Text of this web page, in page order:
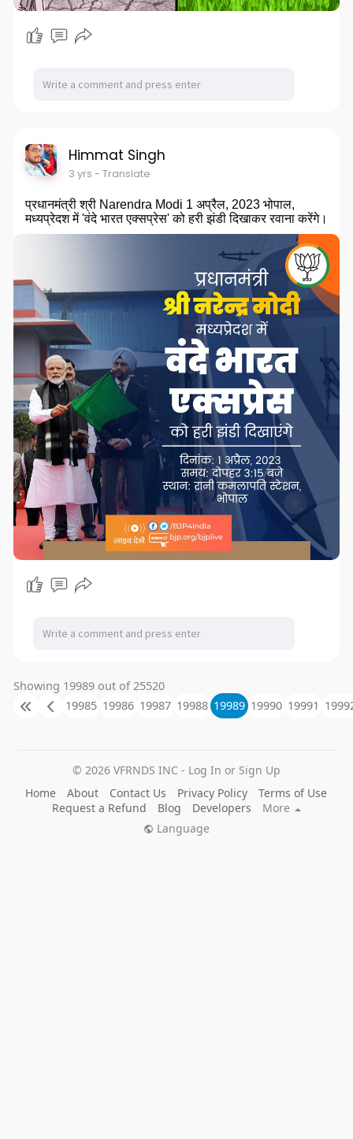
Himmat Singh
3 yrs - Translate
प्रधानमंत्री श्री Narendra Modi 1 अप्रैल, 2023 भोपाल,
मध्यप्रेदश में 'वंदे भारत एक्सप्रेस' को हरी झंडी दिखाकर रवाना करेंगे।
Showing 19989 out of 25520
19985 19986 19987 19988 19989 19990 19991
© 2026 VFRNDS INC - Log In or Sign Up
Home
About Contact Us Privacy Policy
Terms of Use
Request a Refund
Blog Developers
More
Language